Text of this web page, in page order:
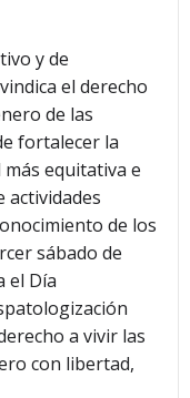
y de
el derecho
de las
fortalecer la
equitativa e
actividades
de los
sábado de
el Día
a vivir las
con libertad,